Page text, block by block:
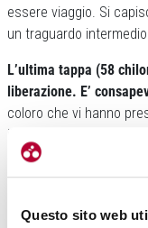
Questo sito web
essere viaggio. Si
un traguardo
L’ultima tappa (58
liberazione. E’
coloro che vi hanno
il suo diario che ha
chiede ancora
infatti è la frazione con
celebra la vittoria: